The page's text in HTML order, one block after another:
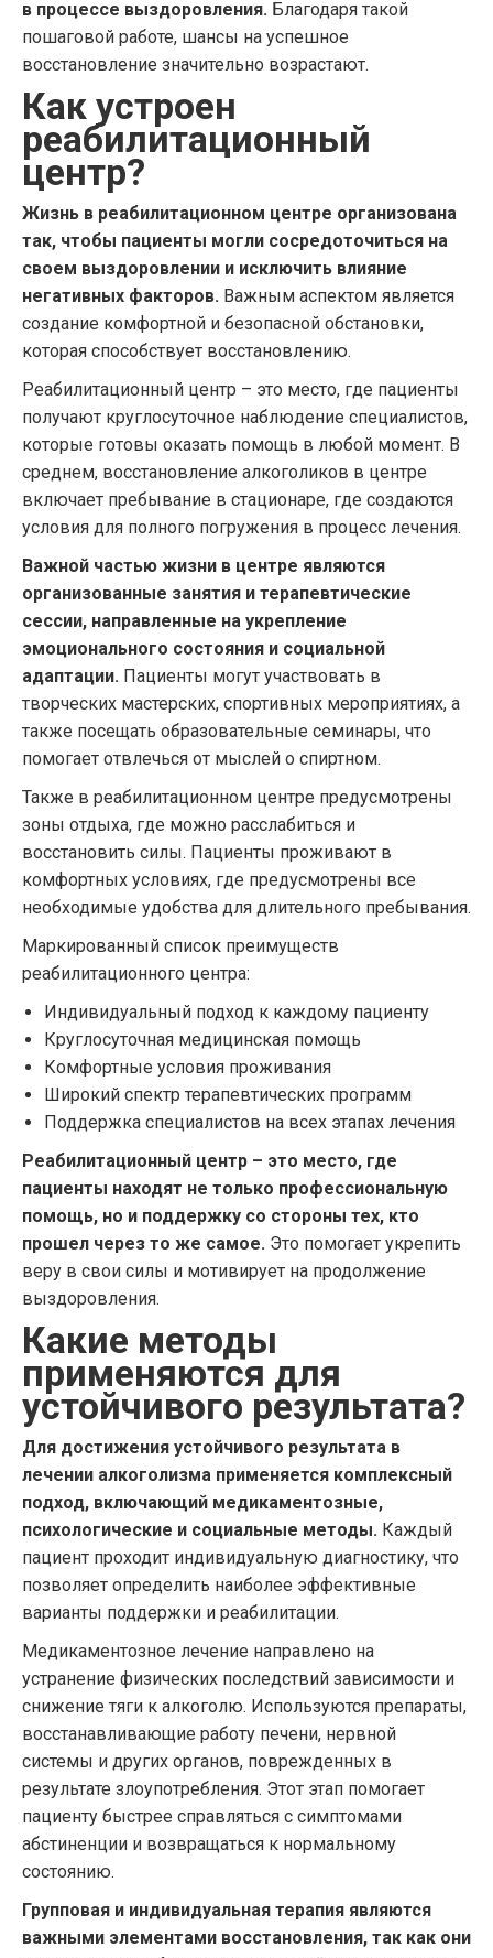
в процессе выздоровления. Благодаря такой
пошаговой работе, шансы на успешное
восстановление значительно возрастают.
Как устроен
реабилитационный
центр?
Жизнь в реабилитационном центре организована
так, чтобы пациенты могли сосредоточиться на
своем выздоровлении и исключить влияние
негативных факторов. Важным аспектом является
создание комфортной и безопасной обстановки,
которая способствует восстановлению.
Реабилитационный центр – это место, где пациенты
получают круглосуточное наблюдение специалистов,
которые готовы оказать помощь в любой момент. В
среднем, восстановление алкоголиков в центре
включает пребывание в стационаре, где создаются
условия для полного погружения в процесс лечения.
Важной частью жизни в центре являются
организованные занятия и терапевтические
сессии, направленные на укрепление
эмоционального состояния и социальной
адаптации. Пациенты могут участвовать в
творческих мастерских, спортивных мероприятиях, а
также посещать образовательные семинары, что
помогает отвлечься от мыслей о спиртном.
Также в реабилитационном центре предусмотрены
зоны отдыха, где можно расслабиться и
восстановить силы. Пациенты проживают в
комфортных условиях, где предусмотрены все
необходимые удобства для длительного пребывания.
Маркированный список преимуществ
реабилитационного центра:
Индивидуальный подход к каждому пациенту
Круглосуточная медицинская помощь
Комфортные условия проживания
Широкий спектр терапевтических программ
Поддержка специалистов на всех этапах лечения
Реабилитационный центр – это место, где
пациенты находят не только профессиональную
помощь, но и поддержку со стороны тех, кто
прошел через то же самое. Это помогает укрепить
веру в свои силы и мотивирует на продолжение
выздоровления.
Какие методы
применяются для
устойчивого результата?
Для достижения устойчивого результата в
лечении алкоголизма применяется комплексный
подход, включающий медикаментозные,
психологические и социальные методы. Каждый
пациент проходит индивидуальную диагностику, что
позволяет определить наиболее эффективные
варианты поддержки и реабилитации.
Медикаментозное лечение направлено на
устранение физических последствий зависимости и
снижение тяги к алкоголю. Используются препараты,
восстанавливающие работу печени, нервной
системы и других органов, поврежденных в
результате злоупотребления. Этот этап помогает
пациенту быстрее справляться с симптомами
абстиненции и возвращаться к нормальному
состоянию.
Групповая и индивидуальная терапия являются
важными элементами восстановления, так как они